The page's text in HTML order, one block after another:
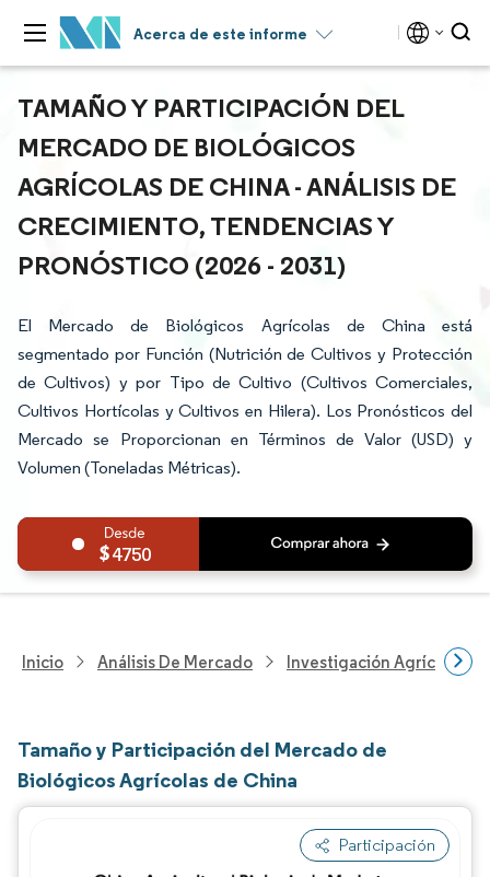
Acerca de este informe
TAMAÑO Y PARTICIPACIÓN DEL
MERCADO DE BIOLÓGICOS
AGRÍCOLAS DE CHINA - ANÁLISIS DE
CRECIMIENTO, TENDENCIAS Y
PRONÓSTICO (2026 - 2031)
El Mercado de Biológicos Agrícolas de China está
segmentado por Función (Nutrición de Cultivos y Protección
de Cultivos) y por Tipo de Cultivo (Cultivos Comerciales,
Cultivos Hortícolas y Cultivos en Hilera). Los Pronósticos del
Mercado se Proporcionan en Términos de Valor (USD) y
Volumen (Toneladas Métricas).
4750
Inicio Análisis De Mercado Investigación Agrícola
Tamaño y Participación del Mercado de
Biológicos Agrícolas de China
Participación